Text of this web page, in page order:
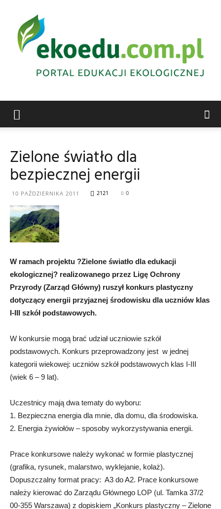
ekologiczna
Zielone światło dla
bezpiecznej energii
10 PAŹDZIERNIKA 2011 2121 0
W ramach projektu ?Zielone światło dla edukacji
ekologicznej? realizowanego przez Ligę Ochrony
Przyrody (Zarząd Główny) ruszył konkurs plastyczny
dotyczący energii przyjaznej środowisku dla uczniów klas
I-III szkół podstawowych.
W konkursie mogą brać udział uczniowie szkół
podstawowych. Konkurs przeprowadzony jest w jednej
kategorii wiekowej: uczniów szkół podstawowych klas I-III
(wiek 6 – 9 lat).
Uczestnicy mają dwa tematy do wyboru:
1. Bezpieczna energia dla mnie, dla domu, dla środowiska.
2. Energia żywiołów – sposoby wykorzystywania energii.
Prace konkursowe należy wykonać w formie plastycznej
(grafika, rysunek, malarstwo, wyklejanie, kolaż).
Dopuszczalny format pracy: A3 do A2. Prace konkursowe
należy kierować do Zarządu Głównego LOP (ul. Tamka 37/2
00-355 Warszawa) z dopiskiem „Konkurs plastyczny – Zielone